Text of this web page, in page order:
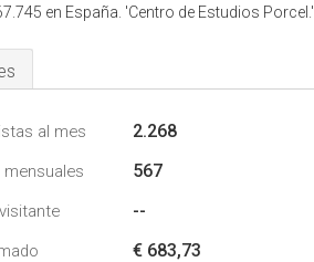
en España. 'Centro de Estudios Porcel.'
al mes 2.268
567
--
€ 683,73